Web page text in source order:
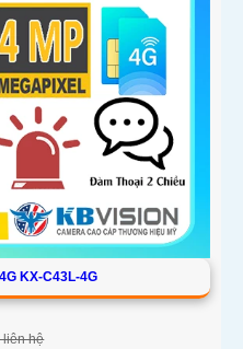
KX-C43L-4G
liên hệ